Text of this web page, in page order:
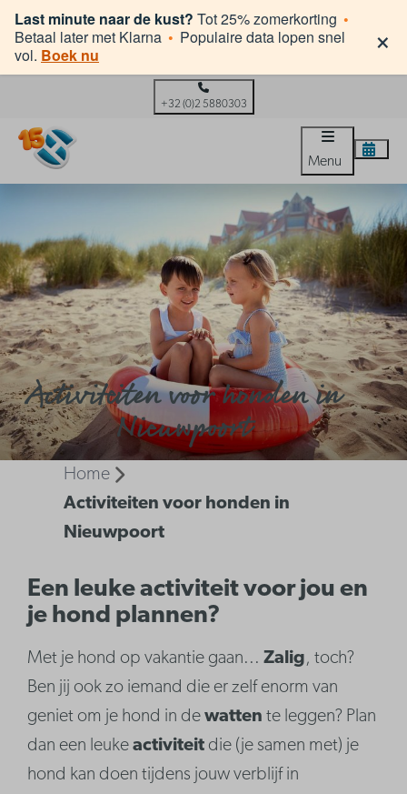
Last minute naar de kust? Tot 25% zomerkorting •
Betaal later met Klarna • Populaire data lopen snel
vol. Boek nu ×
+32 (0)2 5880303
Menu
Activiteiten voor honden in
Nieuwpoort
Home
Activiteiten voor honden in
Nieuwpoort
Een leuke activiteit voor jou en
je hond plannen?
Met je hond op vakantie gaan...Zalig, toch?
Ben jij ook zo iemand die er zelf enorm van
geniet om je hond in dewattente leggen? Plan
dan een leukeactiviteit die (je samen met) je
hond kan doen tijdens jouw verblijf in